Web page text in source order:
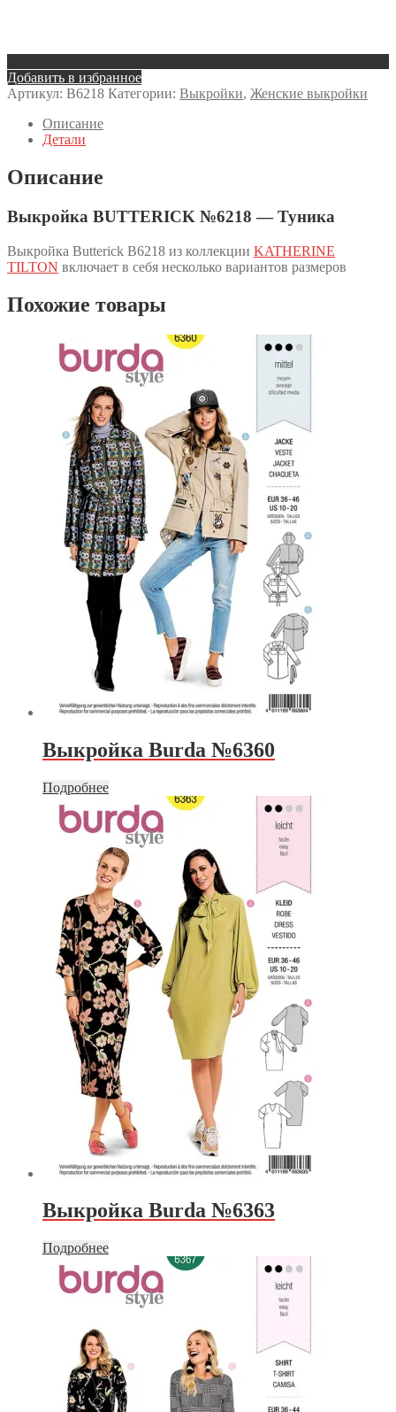
Добавить в избранное
Артикул: B6218 Категории: Выкройки, Женские выкройки
Описание
Детали
Описание
Выкройка BUTTERICK №6218 — Туника
Выкройка Butterick B6218 из коллекции KATHERINE
TILTON включает в себя несколько вариантов размеров
Похожие товары
Выкройка Burda №6360
Подробнее
Выкройка Burda №6363
Подробнее